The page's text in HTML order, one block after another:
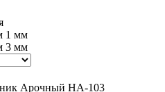
1 мм
3 мм
Арочный НА-103